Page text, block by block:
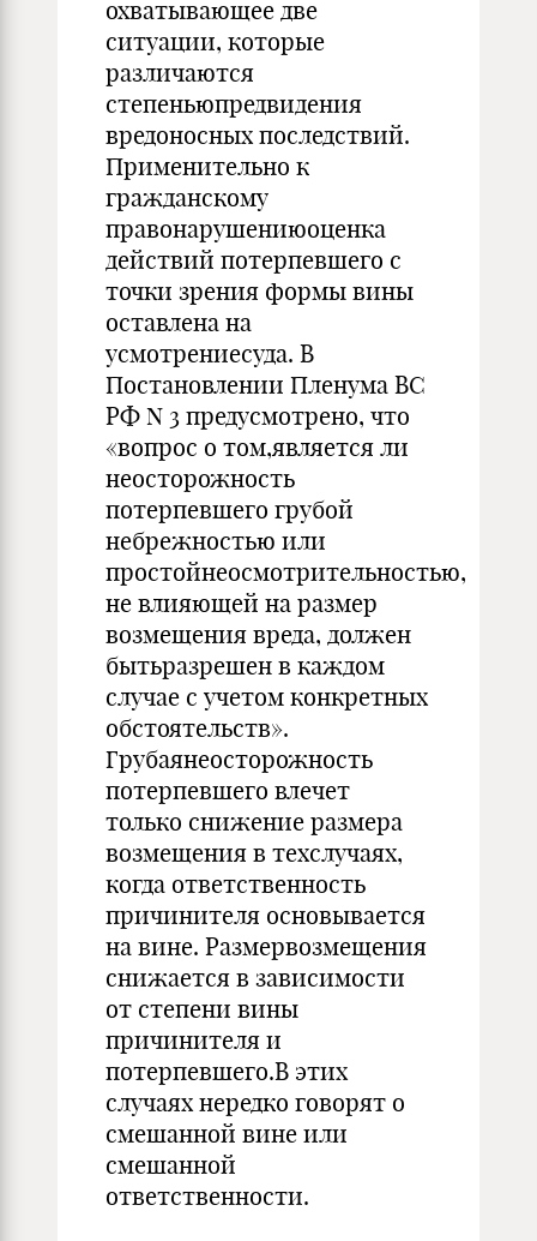
охватывающее две
ситуации, которые
различаются
степеньюпредвидения
вредоносных последствий.
Применительно к
гражданскому
правонарушениюоценка
действий потерпевшего с
точки зрения формы вины
оставлена на
усмотрениесуда. В
Постановлении Пленума ВС
РФ N 3 предусмотрено, что
«вопрос о том,является ли
неосторожность
потерпевшего грубой
небрежностью или
простойнеосмотрительностью,
не влияющей на размер
возмещения вреда, должен
бытьразрешен в каждом
случае с учетом конкретных
обстоятельств».
Грубаянеосторожность
потерпевшего влечет
только снижение размера
возмещения в техслучаях,
когда ответственность
причинителя основывается
на вине. Размервозмещения
снижается в зависимости
от степени вины
причинителя и
потерпевшего.В этих
случаях нередко говорят о
смешанной вине или
смешанной
ответственности.